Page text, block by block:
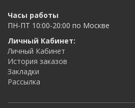
Часы работы
ПН-ПТ 10:00-20:00 по Москве
Личный Кабинет:
Личный Кабинет
История заказов
Закладки
Рассылка